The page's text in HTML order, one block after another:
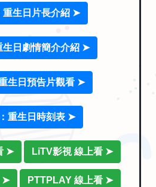
重生日片長介紹 ➤
生日劇情簡介介紹 ➤
生日預告片觀看 ➤
重生日時刻表 ➤
➤ LiTV影視 線上看 ➤
➤ PTTPLAY 線上看 ➤